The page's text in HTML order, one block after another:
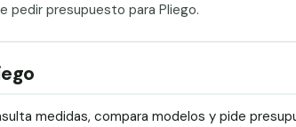
pedir presupuesto para Pliego.
medidas, compara modelos y pide